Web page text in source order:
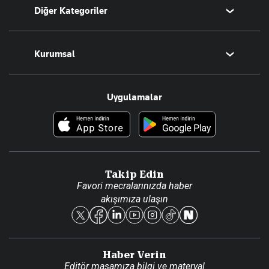
Tüm Yazarlar
Diğer Kategoriler
Magazin
Teknoloji
Resmî Ilanlar
Foto Haber
Kurumsal
Hakkımızda
Künye
Reklam Ver
Uygulamalar
Takip Edin
Favori mecralarınızda haber
akışımıza ulaşın
Haber Verin
Editör masamıza bilgi ve materyal